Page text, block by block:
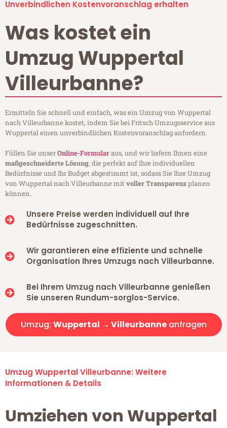
Unverbindlichen Kostenvoranschlag erhalten
Was kostet ein
Umzug Wuppertal
Villeurbanne?
Ermitteln Sie schnell und einfach, was ein Umzug von Wuppertal
nach Villeurbanne kostet, indem Sie bei Fritsch Umzugsservice aus
Wuppertal einen unverbindlichen Kostenvoranschlag anfordern.
Füllen Sie unserOnline-Formularaus, und wir liefern Ihnen eine
maßgeschneiderte Lösung, die perfekt auf Ihre individuellen
Bedürfnisse und Ihr Budget abgestimmt ist, sodass Sie Ihre Umzug
von Wuppertal nach Villeurbanne mitvoller Transparenzplanen
können.
Unsere Preise werden individuell auf Ihre
Bedürfnisse zugeschnitten.
Wir garantieren eine effiziente und schnelle
Organisation Ihres Umzugs nach Villeurbanne.
Bei Ihrem Umzug nach Villeurbanne genießen
Sie unseren Rundum-sorglos-Service.
Umzug: Wuppertal → Villeurbanneanfragen
Umzug Wuppertal Villeurbanne: Weitere
Informationen & Details
Umziehen von Wuppertal